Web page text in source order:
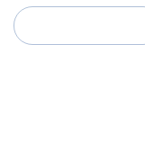
विराट कोहली की
पाकिस्तान में बजा